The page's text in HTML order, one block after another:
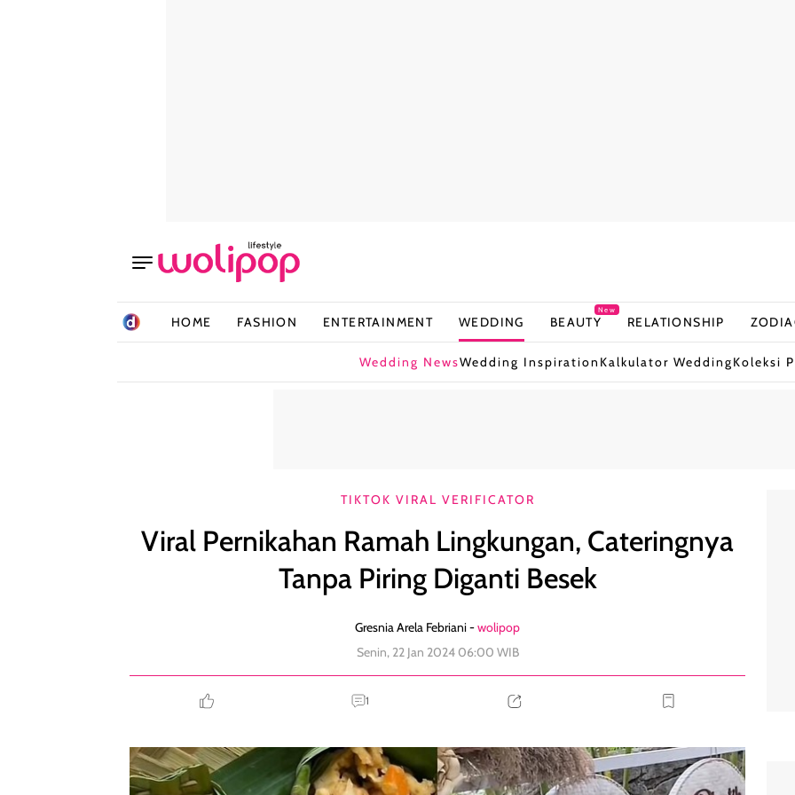
HOME FASHION ENTERTAINMENT WEDDING BEAUTY
New
RELATIONSHIP
Wedding NewsWedding Inspiration Kalkulator WeddingKoleksi
TIKTOK VIRAL VERIFICATOR
Viral Pernikahan Ramah Lingkungan, Cateringnya
Tanpa Piring Diganti Besek
Gresnia Arela Febriani -wolipop
Senin, 22 Jan 2024 06:00 WIB
1